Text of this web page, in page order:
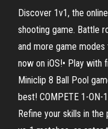
Discover 1v1, the
shooting game. Battle
and more game
now on iOS!• Play with
Miniclip 8 Ball Pool
best! COMPETE 1-ON-
Refine your skills in